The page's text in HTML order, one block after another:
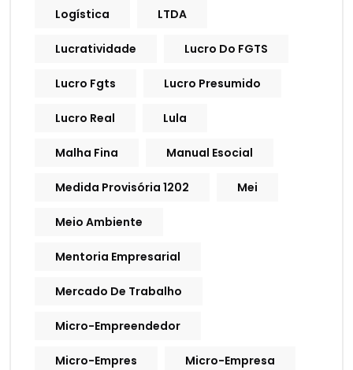
Logística LTDA
Lucratividade Lucro Do FGTS
Lucro Fgts Lucro Presumido
Lucro Real Lula
Malha Fina Manual Esocial
Medida Provisória 1202 Mei
Meio Ambiente
Mentoria Empresarial
Mercado De Trabalho
Micro-Empreendedor
Micro-Empres Micro-Empresa